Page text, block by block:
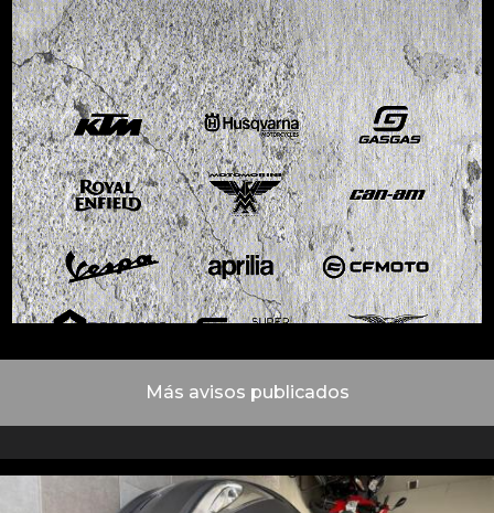
Más avisos publicados